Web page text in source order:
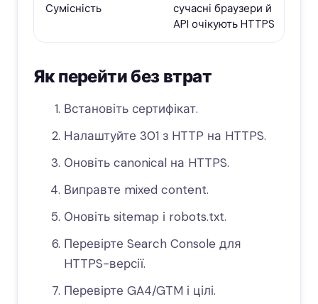
Сумісність
сучасні браузери й
API очікують HTTPS
Як перейти без втрат
Встановіть сертифікат.
Налаштуйте 301 з HTTP на HTTPS.
Оновіть canonical на HTTPS.
Виправте mixed content.
Оновіть sitemap і robots.txt.
Перевірте Search Console для
HTTPS-версії.
Перевірте GA4/GTM і цілі.